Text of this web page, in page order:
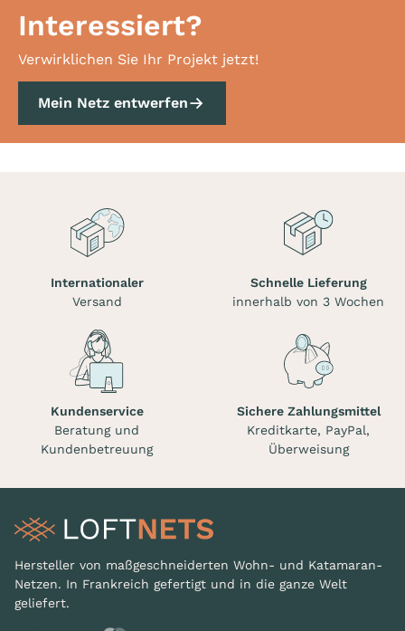
Interessiert?
Verwirklichen Sie Ihr Projekt jetzt!
Mein Netz entwerfen
Internationaler
Versand
Schnelle Lieferung
innerhalb von 3 Wochen
Kundenservice
Beratung und
Kundenbetreuung
Sichere Zahlungsmittel
Kreditkarte, PayPal,
Überweisung
Hersteller von maßgeschneiderten Wohn- und Katamaran-
Netzen. In Frankreich gefertigt und in die ganze Welt
geliefert.